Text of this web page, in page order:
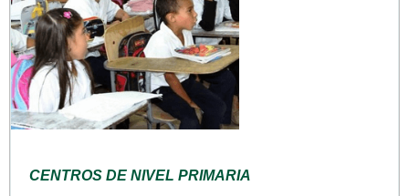
CENTROS DE NIVEL PRIMARIA